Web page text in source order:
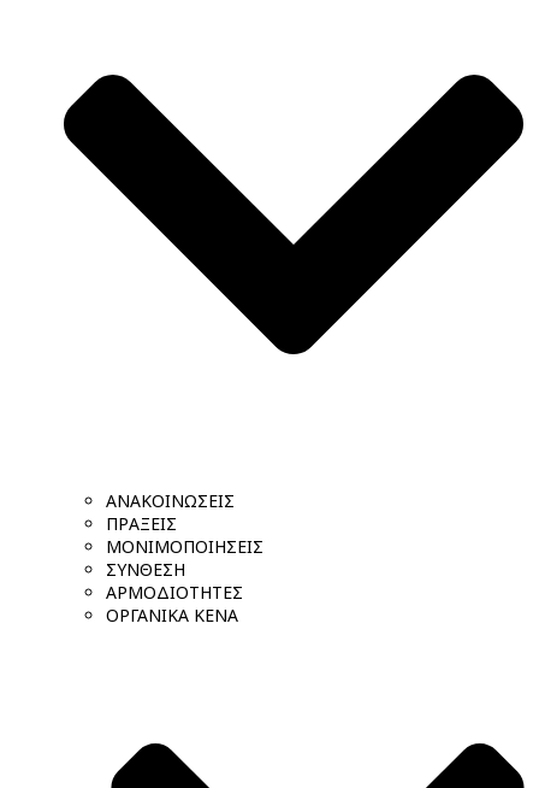
ΑΝΑΚΟΙΝΩΣΕΙΣ
ΠΡΑΞΕΙΣ
ΜΟΝΙΜΟΠΟΙΗΣΕΙΣ
ΣΥΝΘΕΣΗ
ΑΡΜΟΔΙΟΤΗΤΕΣ
ΟΡΓΑΝΙΚΑ ΚΕΝΑ